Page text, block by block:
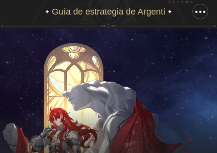
Guía de estrategia de Argenti
Desliza hacia abajo para m ostrar la ilustración completa